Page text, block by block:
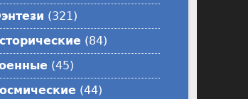
(321)
(84)
(45)
(44)